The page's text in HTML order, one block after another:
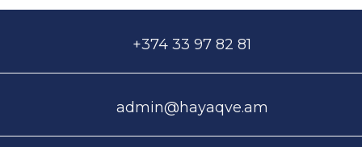
+374 33 97 82 81
admin@hayaqve.am